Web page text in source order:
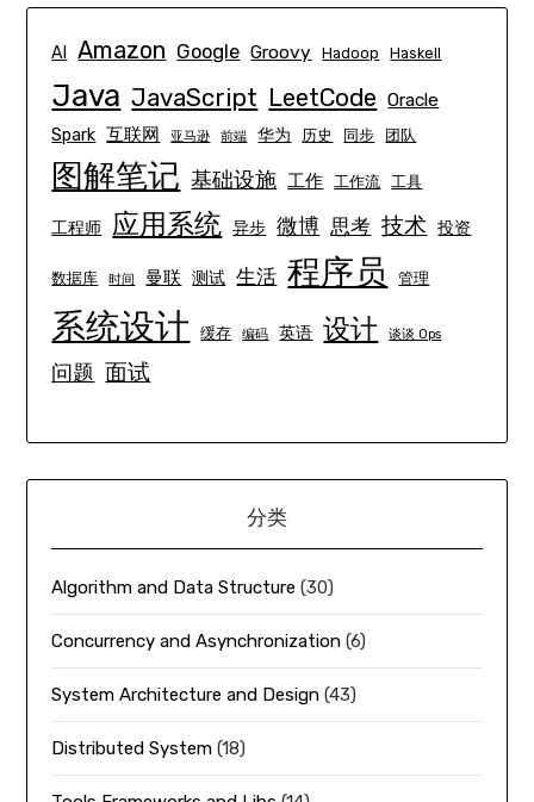
AI Amazon Google Groovy Hadoop Haskell
Java JavaScript LeetCode Oracle
Spark 互联网 亚马逊 前端 华为 历史 同步 团队
图解笔记 基础设施 工作 工作流 工具
工程师 应用系统 异步 微博 思考 技术 投资
数据库 时间 曼联 测试 生活 程序员 管理
系统设计 缓存 编码 英语 设计 谈谈 Ops
问题 面试
分类
Algorithm and Data Structure (30)
Concurrency and Asynchronization (6)
System Architecture and Design (43)
Distributed System (18)